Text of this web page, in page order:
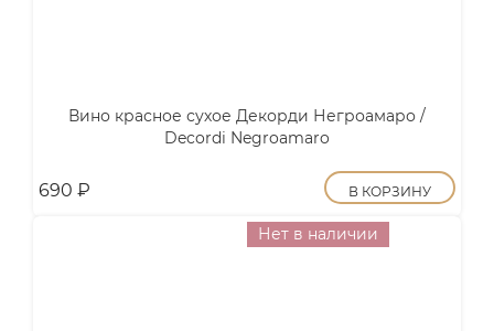
Вино красное сухое Декорди Негроамаро /
Decordi Negroamaro
690 ₽ В КОРЗИНУ
Нет в наличии